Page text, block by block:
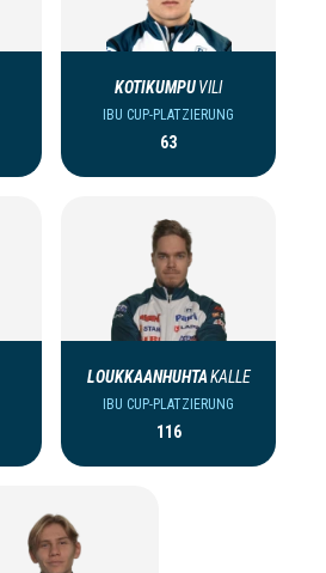
KOTIKUMPUVILI
IBU CUP-PLATZIERUNG
63
LOUKKAANHUHTAKALLE
IBU CUP-PLATZIERUNG
116